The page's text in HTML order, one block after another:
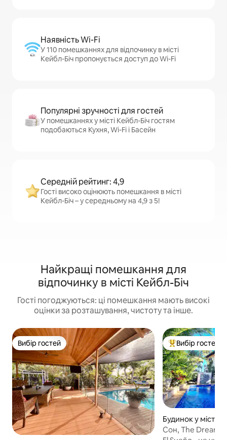
Наявність Wi-Fi
У 110 помешканнях для відпочинку в місті
Кейбл-Біч пропонується доступ до Wi-Fi
Популярні зручності для гостей
У помешканнях у місті Кейбл-Біч гостям
подобаються Кухня, Wi-Fi і Басейн
Середній рейтинг: 4,9
Гості високо оцінюють помешкання в місті
Кейбл-Біч – у середньому на 4,9 з 5!
Найкращі помешкання для
відпочинку в місті Кейбл-Біч
Гості погоджуються: ці помешкання мають високі
оцінки за розташування, чистоту та інше.
Вибір гостей
Вибір гостей Топ вибір гостей
Вибір гостей
Будинок у місті
Сон, The Dream